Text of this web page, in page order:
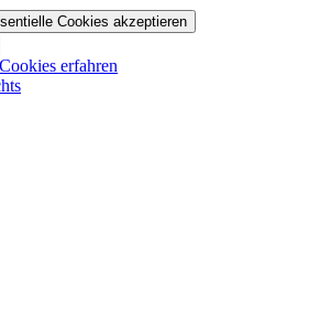
Cookies akzeptieren
erfahren